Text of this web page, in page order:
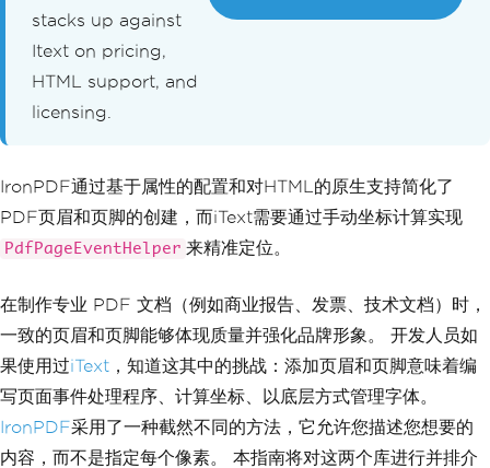
stacks up against
Itext on pricing,
HTML support, and
licensing.
IronPDF通过基于属性的配置和对HTML的原生支持简化了
PDF页眉和页脚的创建，而iText需要通过手动坐标计算实现
PdfPageEventHelper 来精准定位。
在制作专业 PDF 文档（例如商业报告、发票、技术文档）时，
一致的页眉和页脚能够体现质量并强化品牌形象。 开发人员如
果使用过iText ，知道这其中的挑战：添加页眉和页脚意味着编
写页面事件处理程序、计算坐标、以底层方式管理字体。
IronPDF采用了一种截然不同的方法，它允许您描述您想要的
内容，而不是指定每个像素。 本指南将对这两个库进行并排介